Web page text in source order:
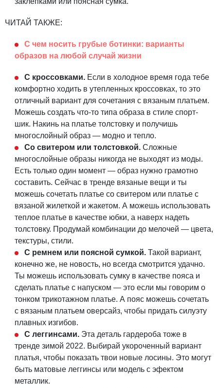
ЧИТАЙ ТАКЖЕ:
С чем носить грубые ботинки: варианты
образов на любой случай жизни
С кроссовками. Если в холодное время года тебе
комфортно ходить в утепленных кроссовках, то это
отличный вариант для сочетания с вязаным платьем.
Можешь создать что-то типа образа в стиле спорт-
шик. Накинь на платье толстовку и получишь
многослойный образ — модно и тепло.
Со свитером или толстовкой. Сложные
многослойные образы никогда не выходят из моды.
Есть только один момент — образ нужно грамотно
составить. Сейчас в тренде вязаные вещи и ты
можешь сочетать платье со свитером или платье с
вязаной жилеткой и жакетом. А можешь использовать
теплое платье в качестве юбки, а наверх надеть
толстовку. Продумай комбинации до мелочей — цвета,
текстуры, стили.
С ремнем или поясной сумкой. Такой вариант,
конечно же, не новость, но всегда смотрится удачно.
Ты можешь использовать сумку в качестве пояса и
сделать платье с напуском — это если мы говорим о
тонком трикотажном платье. А пояс можешь сочетать
с вязаным платьем оверсайз, чтобы придать силуэту
плавных изгибов.
С леггинсами. Эта деталь гардероба тоже в
тренде зимой 2022. Выбирай укороченный вариант
платья, чтобы показать твои новые лосины. Это могут
быть матовые леггинсы или модель с эфектом
металлик.